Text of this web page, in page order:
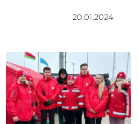
20.01.2024